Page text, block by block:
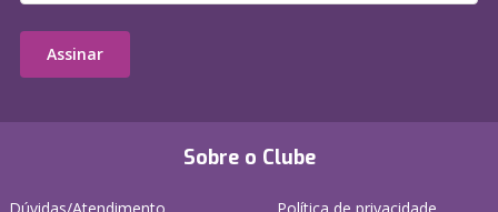
Sobre o Clube
Assinar